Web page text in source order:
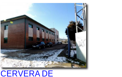
CERVERA DE